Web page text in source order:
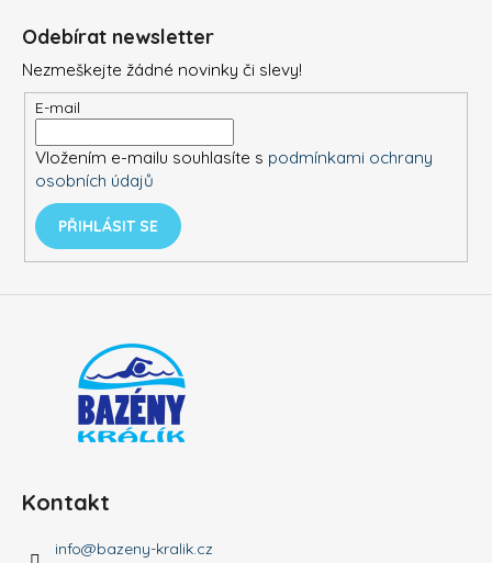
Odebírat newsletter
Nezmeškejte žádné novinky či slevy!
E-mail
Vložením e-mailu souhlasíte s podmínkami ochrany
osobních údajů
PŘIHLÁSIT SE
Kontakt
info@bazeny-kralik.cz